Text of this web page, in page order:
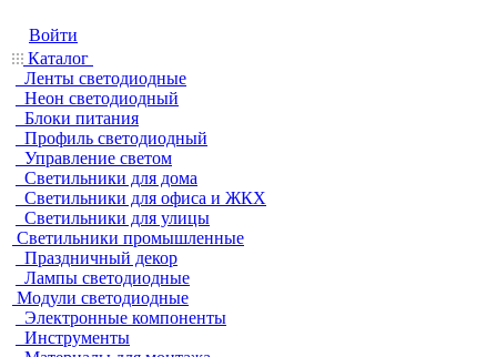
Войти
Каталог
Ленты светодиодные
Неон светодиодный
Блоки питания
Профиль светодиодный
Управление светом
Светильники для дома
Светильники для офиса и ЖКХ
Светильники для улицы
Светильники промышленные
Праздничный декор
Лампы светодиодные
Модули светодиодные
Электронные компоненты
Инструменты